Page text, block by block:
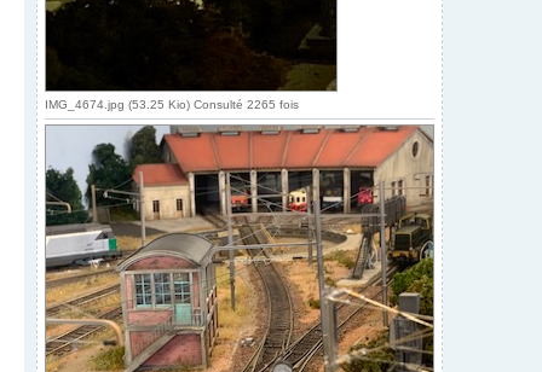
IMG_4674.jpg (53.25 Kio) Consulté 2265 fois